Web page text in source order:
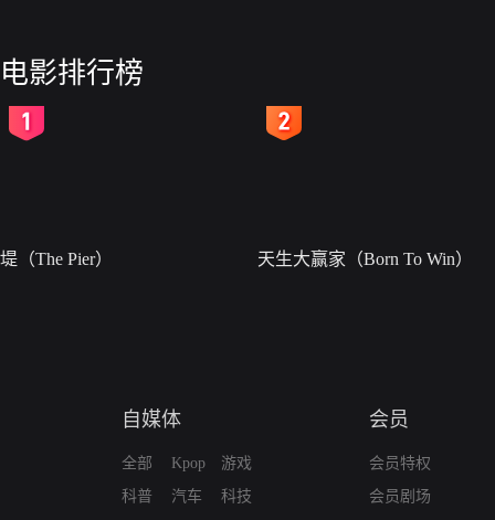
电影排行榜
堤（The Pier） 天生大赢家（Born To Win）
自媒体
全部
科普
Kpop
汽车
游戏
科技
会员
会员特权
会员剧场